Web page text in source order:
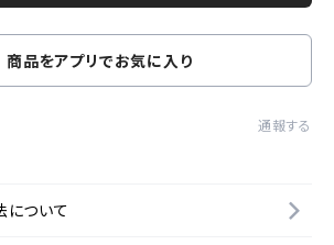
商品をアプリでお気に入り
通報する
について